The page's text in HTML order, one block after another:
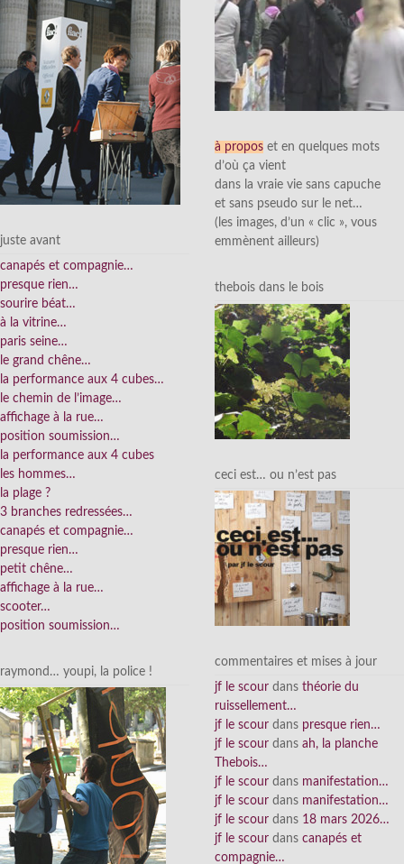
juste avant
canapés et compagnie…
presque rien…
sourire béat…
à la vitrine…
paris seine…
le grand chêne…
la performance aux 4 cubes…
le chemin de l’image…
affichage à la rue…
position soumission…
la performance aux 4 cubes
les hommes…
la plage ?
3 branches redressées…
canapés et compagnie…
presque rien…
petit chêne…
affichage à la rue…
scooter…
position soumission…
raymond… youpi, la police !
à propos et en quelques mots
d’où ça vient
dans la vraie vie sans capuche
et sans pseudo sur le net…
(les images, d’un « clic », vous
emmènent ailleurs)
thebois dans le bois
ceci est… ou n’est pas
commentaires et mises à jour
jf le scour dans théorie du
ruissellement…
jf le scour dans presque rien…
jf le scour dans ah, la planche
Thebois…
jf le scour dans manifestation…
jf le scour dans manifestation…
jf le scour dans 18 mars 2026…
jf le scour dans canapés et
compagnie…